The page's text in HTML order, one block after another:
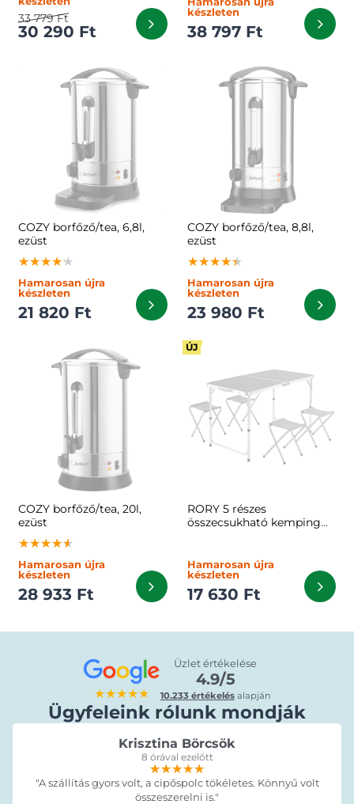
30 290 Ft
33 779 Ft
készleten
38 797 Ft
COZY borfőző/tea, 6,8l,
ezüst
★★★★★
★★★★★
★★★★★
Hamarosan újra
készleten
21 820 Ft
COZY borfőző/tea, 8,8l,
ezüst
★★★★★
★★★★★
★★★★★
Hamarosan újra
készleten
23 980 Ft
COZY borfőző/tea, 20l,
ezüst
★★★★★
★★★★★
★★★★★
Hamarosan újra
készleten
28 933 Ft
ÚJ
RORY 5 részes
összecsukható kemping
Hamarosan újra
készleten
17 630 Ft
★★★★★
Üzlet értékelése
4.9/5
10.233 értékelésalapján
Ügyfeleink rólunk mondják
Krisztina Börcsök
8 órával ezelőtt
★★★★★
★★★★★
★★★★★
"A szállítás gyors volt, a cipőspolc tökéletes. Könnyű volt
összeszerelni is."